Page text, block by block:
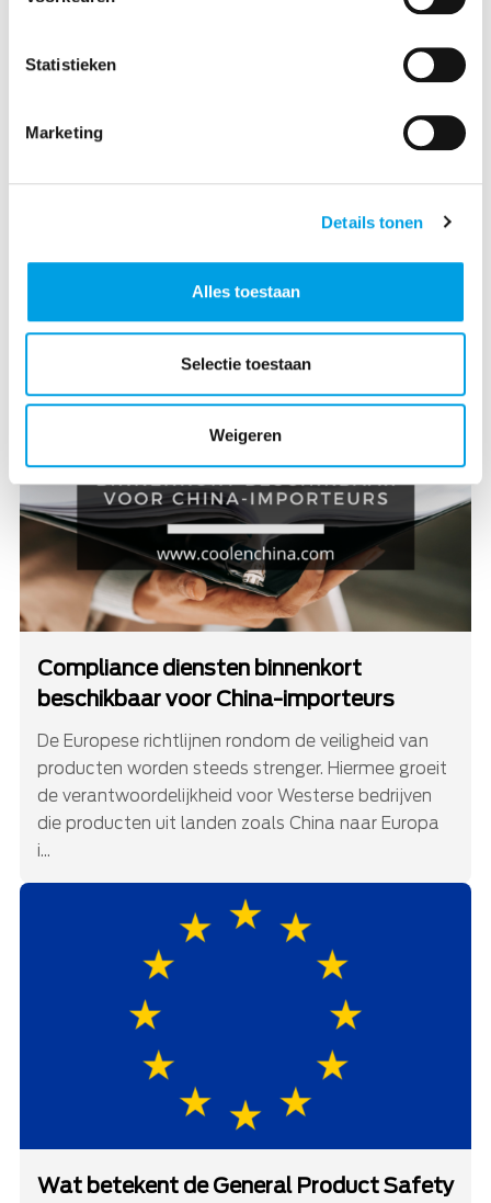
Statistieken
Marketing
Details tonen
Alles toestaan
Selectie toestaan
Weigeren
Kostbare goederen uit Azië importeren:
lading.
Compliance diensten binnenkort
beschikbaar voor China-importeurs
De Europese richtlijnen rondom de veiligheid van
producten worden steeds strenger. Hiermee groeit
de verantwoordelijkheid voor Westerse bedrijven
die producten uit landen zoals China naar Europa
i...
Wat betekent de General Product Safety